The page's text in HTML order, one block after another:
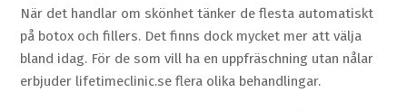
När det handlar om skönhet tänker de flesta automatiskt
på botox och fillers. Det finns dock mycket mer att välja
bland idag. För de som vill ha en uppfräschning utan nålar
erbjuder lifetimeclinic.se flera olika behandlingar.